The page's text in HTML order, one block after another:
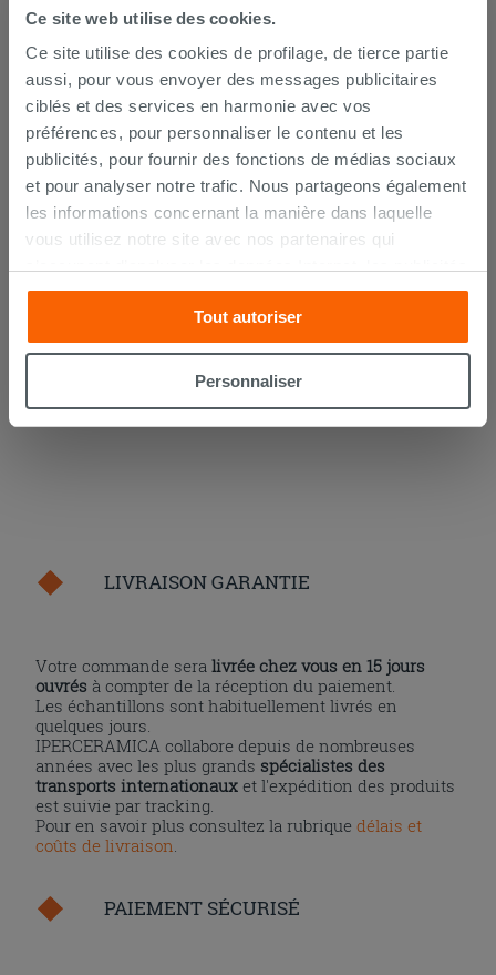
Ce site web utilise des cookies.
Ce site utilise des cookies de profilage, de tierce partie
aussi, pour vous envoyer des messages publicitaires
ciblés et des services en harmonie avec vos
préférences, pour personnaliser le contenu et les
publicités, pour fournir des fonctions de médias sociaux
et pour analyser notre trafic. Nous partageons également
les informations concernant la manière dans laquelle
vous utilisez notre site avec nos partenaires qui
et les réseaux sociaux. Lesdits partenaires pourraient
combiner ces informations avec d’autres que vous leur
avez fournies ou qu’ils ont recueillies à partir de votre
utilisation sur leurs services. Si vous souhaitez en savoir
cookies, ou à quelques-uns seulement,cliquez iciou
Tout autoriser
Personnaliser
Abattant WC FLAT Flo blanc brillant
110,90 € /PC
Commandable en magasin ou via le
service client
LIVRAISON GARANTIE
Votre commande seralivrée chez vous en 15 jours
ouvrés à compter de la réception du paiement.
Les échantillons sont habituellement livrés en
quelques jours.
IPERCERAMICA collabore depuis de nombreuses
années avec les plus grands spécialistes des
transports internationaux et l'expédition des produits
est suivie par tracking.
Pour en savoir plus consultez la rubriquedélais et
coûts de livraison
PAIEMENT SÉCURISÉ